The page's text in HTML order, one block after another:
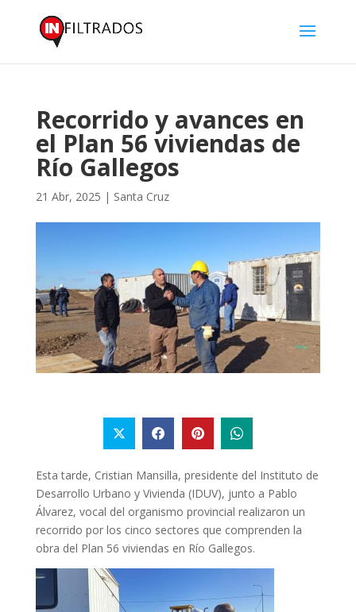
Recorrido y avances en
el Plan 56 viviendas de
Río Gallegos
21 Abr, 2025 | Santa Cruz
Esta tarde, Cristian Mansilla, presidente del Instituto de
Desarrollo Urbano y Vivienda (IDUV), junto a Pablo
Álvarez, vocal del organismo provincial realizaron un
recorrido por los cinco sectores que comprenden la
obra del Plan 56 viviendas en Río Gallegos.